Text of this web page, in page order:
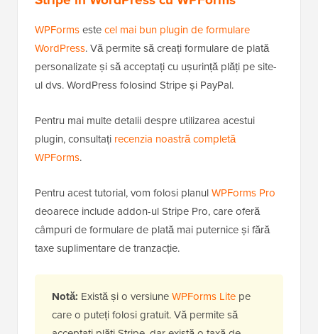
WPFormsestecel mai bun plugin de formulare
WordPress. Vă permite să creați formulare de plată
personalizate și să acceptați cu ușurință plăți pe site-
ul dvs. WordPress folosind Stripe și PayPal.
Pentru mai multe detalii despre utilizarea acestui
plugin, consultați recenzia noastră completă
WPForms.
Pentru acest tutorial, vom folosi planulWPForms Pro
deoarece include addon-ul Stripe Pro, care oferă
câmpuri de formulare de plată mai puternice și fără
taxe suplimentare de tranzacție.
Notă: Există și o versiuneWPForms Lite pe
care o puteți folosi gratuit. Vă permite să